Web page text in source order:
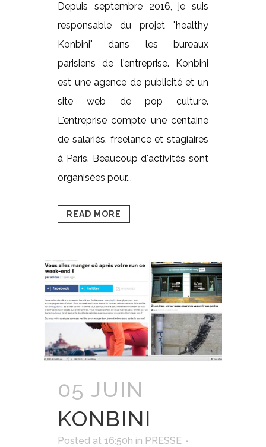
Depuis septembre 2016, je suis
responsable du projet "healthy
Konbini" dans les bureaux
parisiens de l'entreprise. Konbini
est une agence de publicité et un
site web de pop culture.
L'entreprise compte une centaine
de salariés, freelance et stagiaires
à Paris. Beaucoup d'activités sont
organisées pour...
READ MORE
05 JUIN
KONBINI
Posted at 16:50h in PRESSE